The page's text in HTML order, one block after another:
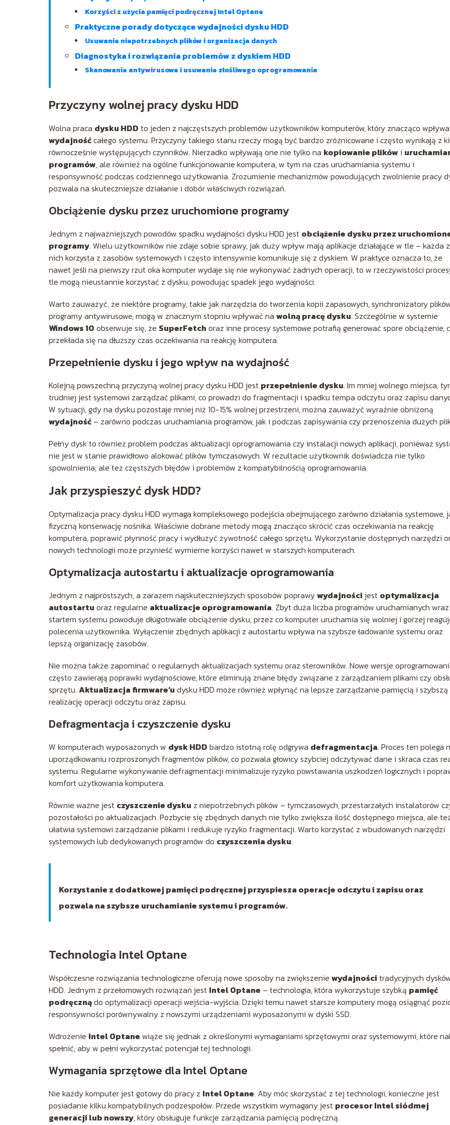
Korzyści z użycia pamięci podręcznej Intel Optane
Praktyczne porady dotyczące wydajności dysku HDD
Usuwanie niepotrzebnych plików i organizacja danych
Diagnostyka i rozwiązania problemów z dyskiem HDD
Skanowanie antywirusowe i usuwanie złośliwego oprogramowania
Przyczyny wolnej pracy dysku HDD
Wolna praca dysku HDD to jeden z najczęstszych problemów użytkowników komputerów, który znacząco
wydajnośćcałego systemu. Przyczyny takiego stanu rzeczy mogą być bardzo zróżnicowane i często wynikają z
równocześnie występujących czynników. Nierzadko wpływają one nie tylko na kopiowanie plików i
programów, ale również na ogólne funkcjonowanie komputera, w tym na czas uruchamiania systemu i
responsywność podczas codziennego użytkowania. Zrozumienie mechanizmów powodujących zwolnienie pracy
pozwala na skuteczniejsze działanie i dobór właściwych rozwiązań.
Obciążenie dysku przez uruchomione programy
Jednym z najważniejszych powodów spadku wydajności dysku HDD jest obciążenie dysku przez
programy. Wielu użytkowników nie zdaje sobie sprawy, jak duży wpływ mają aplikacje działające w tle – każda z
nich korzysta z zasobów systemowych i często intensywnie komunikuje się z dyskiem. W praktyce oznacza to, że
nawet jeśli na pierwszy rzut oka komputer wydaje się nie wykonywać żadnych operacji, to w rzeczywistości
tle mogą nieustannie korzystać z dysku, powodując spadek jego wydajności.
Warto zauważyć, że niektóre programy, takie jak narzędzia do tworzenia kopii zapasowych, synchronizatory
programy antywirusowe, mogą w znacznym stopniu wpływać na wolną pracę dysku. Szczególnie w systemie
Windows 10 obserwuje się, że SuperFetch oraz inne procesy systemowe potrafią generować spore obciążenie,
przekłada się na dłuższy czas oczekiwania na reakcję komputera.
Przepełnienie dysku i jego wpływ na wydajność
Kolejną powszechną przyczyną wolnej pracy dysku HDD jest przepełnienie dysku. Im mniej wolnego miejsca,
trudniej jest systemowi zarządzać plikami, co prowadzi do fragmentacji i spadku tempa odczytu oraz zapisu
W sytuacji, gdy na dysku pozostaje mniej niż 10-15% wolnej przestrzeni, można zauważyć wyraźnie obniżoną
wydajność – zarówno podczas uruchamiania programów, jak i podczas zapisywania czy przenoszenia dużych
Pełny dysk to również problem podczas aktualizacji oprogramowania czy instalacji nowych aplikacji, ponieważ
nie jest w stanie prawidłowo alokować plików tymczasowych. W rezultacie użytkownik doświadcza nie tylko
spowolnienia, ale też częstszych błędów i problemów z kompatybilnością oprogramowania.
Jak przyspieszyć dysk HDD?
Optymalizacja pracy dysku HDD wymaga kompleksowego podejścia obejmującego zarówno działania systemowe,
fizyczną konserwację nośnika. Właściwie dobrane metody mogą znacząco skrócić czas oczekiwania na reakcję
komputera, poprawić płynność pracy i wydłużyć żywotność całego sprzętu. Wykorzystanie dostępnych narzędzi
nowych technologii może przynieść wymierne korzyści nawet w starszych komputerach.
Optymalizacja autostartu i aktualizacje oprogramowania
Jednym z najprostszych, a zarazem najskuteczniejszych sposobów poprawywydajności jest optymalizacja
autostartu oraz regularne aktualizacje oprogramowania. Zbyt duża liczba programów uruchamianych
startem systemu powoduje długotrwałe obciążenie dysku, przez co komputer uruchamia się wolniej i gorzej
polecenia użytkownika. Wyłączenie zbędnych aplikacji z autostartu wpływa na szybsze ładowanie systemu oraz
lepszą organizację zasobów.
Nie można także zapominać o regularnych aktualizacjach systemu oraz sterowników. Nowe wersje
często zawierają poprawki wydajnościowe, które eliminują znane błędy związane z zarządzaniem plikami czy
sprzętu. Aktualizacja firmware’u dysku HDD może również wpłynąć na lepsze zarządzanie pamięcią i szybszą
realizację operacji odczytu oraz zapisu.
Defragmentacja i czyszczenie dysku
W komputerach wyposażonych w dysk HDD bardzo istotną rolę odgrywa defragmentacja. Proces ten polega
uporządkowaniu rozproszonych fragmentów plików, co pozwala głowicy szybciej odczytywać dane i skraca czas
systemu. Regularne wykonywanie defragmentacji minimalizuje ryzyko powstawania uszkodzeń logicznych i
komfort użytkowania komputera.
Równie ważne jest czyszczenie dysku z niepotrzebnych plików – tymczasowych, przestarzałych instalatorów
pozostałości po aktualizacjach. Pozbycie się zbędnych danych nie tylko zwiększa ilość dostępnego miejsca, ale
ułatwia systemowi zarządzanie plikami i redukuje ryzyko fragmentacji. Warto korzystać z wbudowanych narzędzi
systemowych lub dedykowanych programów do czyszczenia dysku.
Korzystanie z dodatkowej pamięci podręcznej przyspiesza operacje odczytu i zapisu oraz
pozwala na szybsze uruchamianie systemu i programów.
Technologia Intel Optane
Współczesne rozwiązania technologiczne oferują nowe sposoby na zwiększenie wydajności tradycyjnych
HDD. Jednym z przełomowych rozwiązań jest Intel Optane – technologia, która wykorzystuje szybką pamięć
podręcznądo optymalizacji operacji wejścia-wyjścia. Dzięki temu nawet starsze komputery mogą osiągnąć
responsywności porównywalny z nowszymi urządzeniami wyposażonymi w dyski SSD.
Wdrożenie Intel Optane wiąże się jednak z określonymi wymaganiami sprzętowymi oraz systemowymi, które
spełnić, aby w pełni wykorzystać potencjał tej technologii.
Wymagania sprzętowe dla Intel Optane
Nie każdy komputer jest gotowy do pracy z Intel Optane. Aby móc skorzystać z tej technologii, konieczne jest
posiadanie kilku kompatybilnych podzespołów. Przede wszystkim wymagany jest procesor Intel siódmej
generacji lub nowszy, który obsługuje funkcje zarządzania pamięcią podręczną.